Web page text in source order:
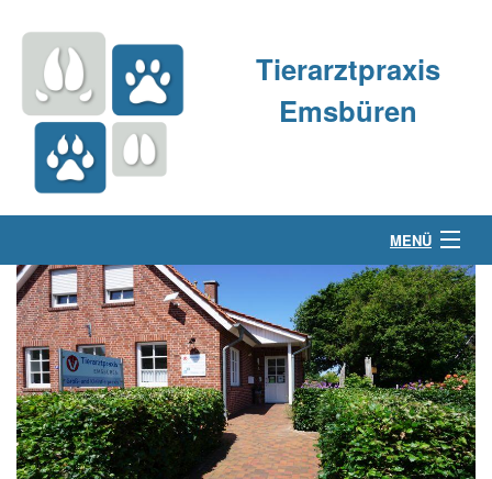
Tierarztpraxis
Emsbüren
MENÜ
Über uns
Kleintierpraxis
Großtierpraxis
Kontakt & Anfahrt